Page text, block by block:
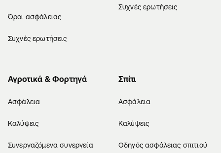
Όροι ασφάλειας
Συχνές ερωτήσεις
Συχνές ερωτήσεις
Αγροτικά & Φορτηγά
Ασφάλεια
Καλύψεις
Συνεργαζόμενα συνεργεία
Σπίτι
Ασφάλεια
Καλύψεις
Οδηγός ασφάλειας σπιτιού